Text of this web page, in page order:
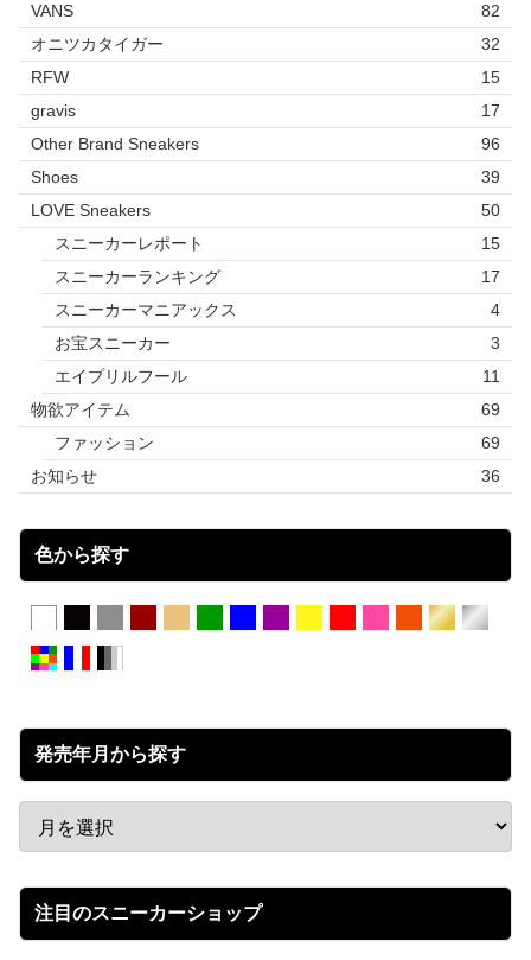
VANS
82
オニツカタイガー
32
RFW
15
gravis
17
Other Brand Sneakers
96
Shoes
39
LOVE Sneakers
50
スニーカーレポート
15
スニーカーランキング
17
スニーカーマニアックス
4
お宝スニーカー
3
エイプリルフール
11
物欲アイテム
69
ファッション
69
お知らせ
36
色から探す
発売年月から探す
注目のスニーカーショップ